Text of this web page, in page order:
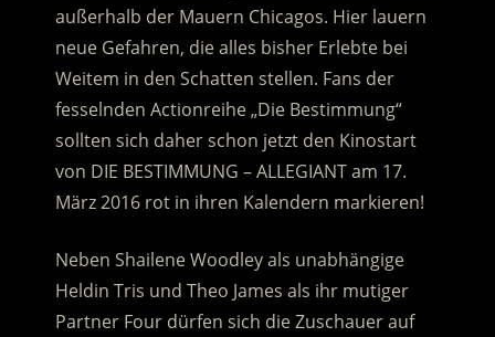
außerhalb der Mauern Chicagos. Hier lauern
neue Gefahren, die alles bisher Erlebte bei
Weitem in den Schatten stellen. Fans der
fesselnden Actionreihe „Die Bestimmung“
sollten sich daher schon jetzt den Kinostart
von DIE BESTIMMUNG – ALLEGIANT am 17.
März 2016 rot in ihren Kalendern markieren!
Neben Shailene Woodley als unabhängige
Heldin Tris und Theo James als ihr mutiger
Partner Four dürfen sich die Zuschauer auf